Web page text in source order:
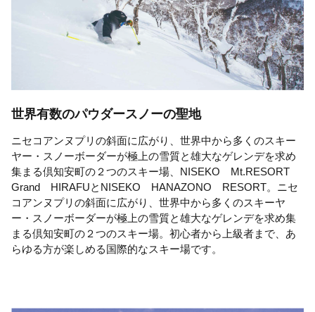
世界有数のパウダースノーの聖地
ニセコアンヌプリの斜面に広がり、世界中から多くのスキー
ヤー・スノーボーダーが極上の雪質と雄大なゲレンデを求め
集まる倶知安町の２つのスキー場、NISEKO Mt.RESORT
Grand HIRAFUとNISEKO HANAZONO RESORT。ニセ
コアンヌプリの斜面に広がり、世界中から多くのスキーヤ
ー・スノーボーダーが極上の雪質と雄大なゲレンデを求め集
まる倶知安町の２つのスキー場。初心者から上級者まで、あ
らゆる方が楽しめる国際的なスキー場です。